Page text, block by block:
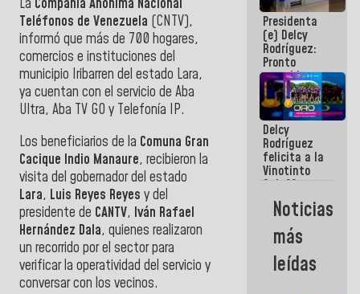
La Compañía Anónima Nacional
Teléfonos de Venezuela (CNTV),
informó que más de 700 hogares,
comercios e instituciones del
municipio Iribarren del estado Lara,
ya cuentan con el servicio de Aba
Ultra, Aba TV GO y Telefonía IP.
Los beneficiarios de la Comuna Gran
Cacique Indio Manaure, recibieron la
visita del gobernador del estado
Lara, Luis Reyes Reyes y del
presidente de CANTV, Iván Rafael
Hernández Dala, quienes realizaron
un recorrido por el sector para
verificar la operatividad del servicio y
conversar con los vecinos.
hacer
historia en
los
Centroamericanos
Presidenta
(e) Delcy
Rodríguez:
Pronto
restableceremos
las
operaciones
en el
Aeropuerto
Internacional
de
Maiquetía
Delcy
Rodríguez
felicita a la
Vinotinto
Sub 20
campeona
frente
México Sub
23 en los
Centroamericanos
Noticias
más
leídas